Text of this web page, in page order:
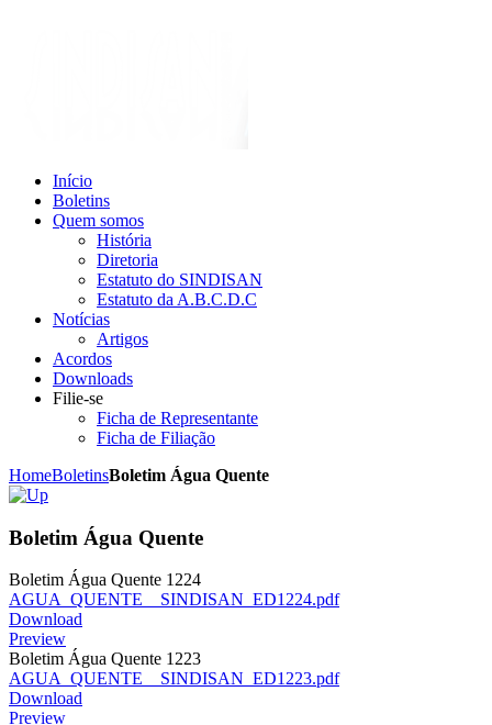
Início
Boletins
Quem somos
História
Diretoria
Estatuto do SINDISAN
Estatuto da A.B.C.D.C
Notícias
Artigos
Acordos
Downloads
Filie-se
Ficha de Representante
Ficha de Filiação
HomeBoletinsBoletim Água Quente
Boletim Água Quente
Boletim Água Quente 1224
AGUA_QUENTE__SINDISAN_ED1224.pdf
Download
Preview
Boletim Água Quente 1223
AGUA_QUENTE__SINDISAN_ED1223.pdf
Download
Preview